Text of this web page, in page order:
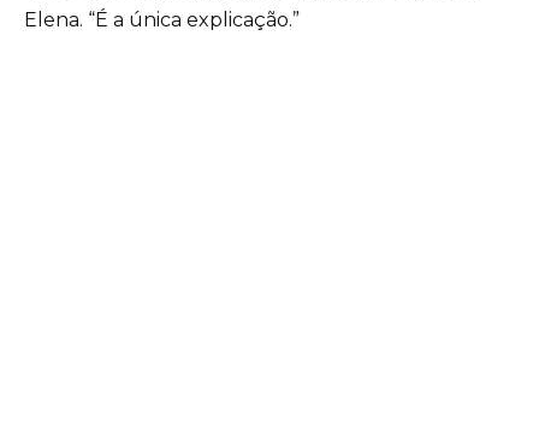
Elena. “É a única explicação.”